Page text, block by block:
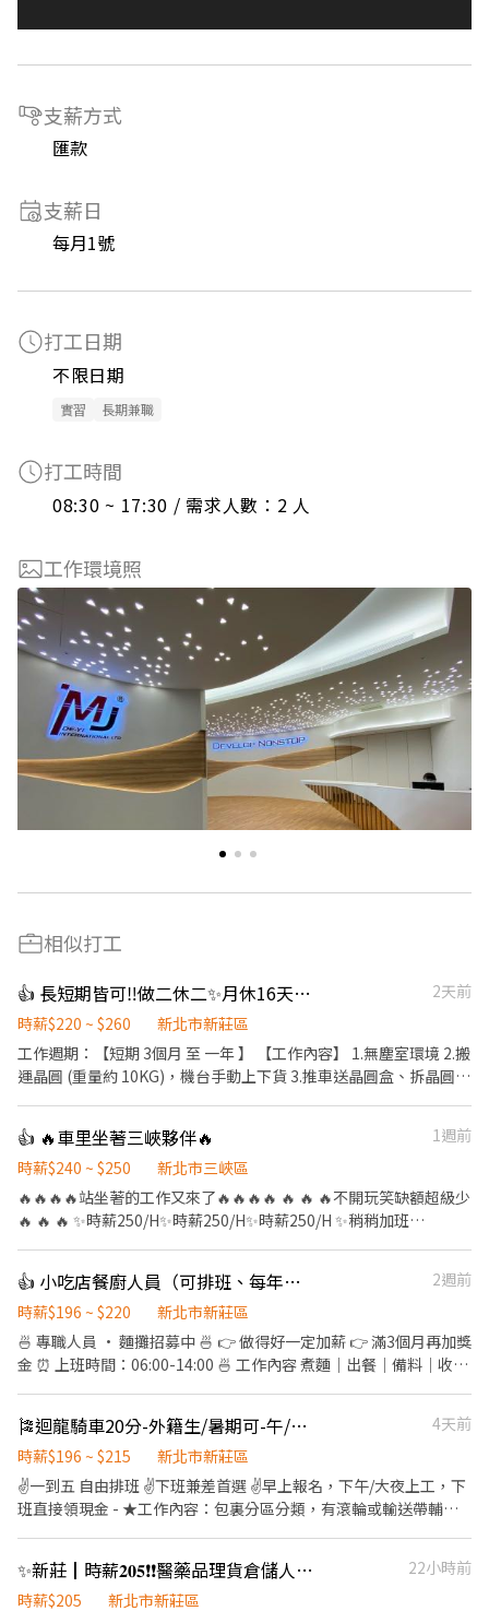
支薪方式
匯款
支薪日
每月1號
打工日期
不限日期
實習 長期兼職
打工時間
08:30 ~ 17:30 / 需求人數：2 人
工作環境照
相似打工
👍 長短期皆可‼️做二休二✨月休16天🔥晶圓搬運員 💥可短期2-3個月
2天前
時薪$220 ~ $260
新北市新莊區
工作週期：【短期 3個月 至 一年 】 【工作內容】 1.無塵室環境 2.搬
運晶圓 (重量約 10KG)，機台手動上下貨 3.推車送晶圓盒、拆晶圓外
任獎金(任期一年) : >> 整年度平均薪資 * 兩個月 另加 兩萬 / 五萬八
留任獎金 日/夜 (20000 / 58000) 年終獎金 日/夜 (69600 / 82600)
(分成4份每季發放一份) 《休假制度》 做二休二 固定日/夜班 (月休
15-16天) 【上班地點】 桃園市龜山區華亞五路2號 📩 【火速卡位應
徵流程】 ➊ 點擊填寫廠商制式履歷（1分鐘完成，快速安排送
核，敏感欄位（身分證/詳細地址）錄取前皆可先不填！ ➋加入留
言： 👉https://lin.ee/OBnhVN5 私訊留下 ⌜姓名+電話 +應徵半導
👍 🔥車里坐著三峽夥伴🔥
1週前
時薪$240 ~ $250
新北市三峽區
🔥🔥🔥🔥站坐著的工作又來了🔥🔥🔥🔥 🔥 🔥 🔥不開玩笑缺額超級少
🔥 🔥 🔥 ✨時薪250/H✨時薪250/H✨時薪250/H ✨稍稍加班
壓力 ✅工作地點：三峽 ✅免費供餐 ✅免費汽機車停車位 👉無經驗可
👉提供日領、週領 👉依照指示將產品簡單組裝 👉整理和檢查組裝
完成的商品 👉週休二日⏰ 時間好安排 #日領全薪 #高額週領一萬 #
轉他人帳戶 #現金 #八德 #龜山 #鶯歌 #土城#大溪#桃園#新北 #周休
👍 小吃店餐廚人員（可排班、每年調薪）
2週前
時薪$196 ~ $220
新北市新莊區
🍜 專職人員 · 麵攤招募中 🍜 👉 做得好一定加薪 👉 滿3個月再加獎
金 ⏰ 上班時間：06:00-14:00 🍜 工作內容 煮麵｜出餐｜備料｜收攤
缺人中！想賺錢就來 🍜 時薪人員 · 麵攤招募中 🍜 ．點餐結帳、送
餐。 ．維持店內整潔。 ．煮麵、切小菜等等。 工作時段：10:30～
18:30、12:00～20:00、 20:00～22:00
🎏迴龍騎車20分-外籍生/暑期可-午/夜班-多時段-下班現領-物流理貨員B1
4天前
時薪$196 ~ $215
新北市新莊區
✌一到五 自由排班 ✌下班兼差首選 ✌早上報名，下午/大夜上工，下
班直接領現金 - ★工作內容：包裏分區分類，有滾輪或輸送帶輔
週休六、日 ★工作時間 : 周一~五 1️⃣下午15:00 ~ 晚上18:00
✔️$196/H/下班領現金 ------- 2️⃣ 凌晨 01:00 ~ 早上07:00/08:00
✨新莊┃時薪𝟐𝟎𝟓❗❗醫藥品理貨倉儲人員💗見紅休🌞火速報到🔥
22小時前
時薪$205
新北市新莊區